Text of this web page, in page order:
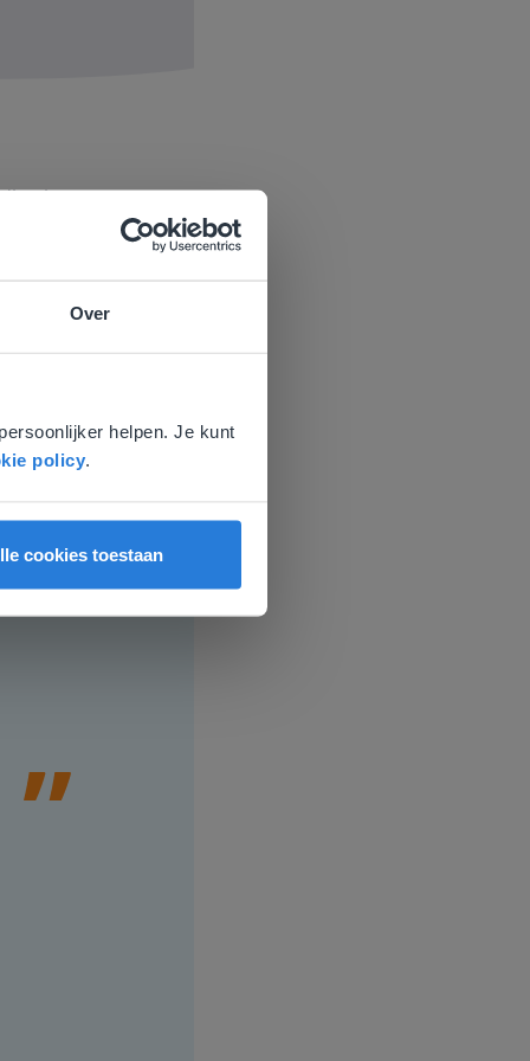
Over
helpen. Je kunt
policy.
cookies toestaan
van
aan uniek
Na instructie verwerken ze op
daarna zou het fijn zijn als er
geoefend kan worden zodat er